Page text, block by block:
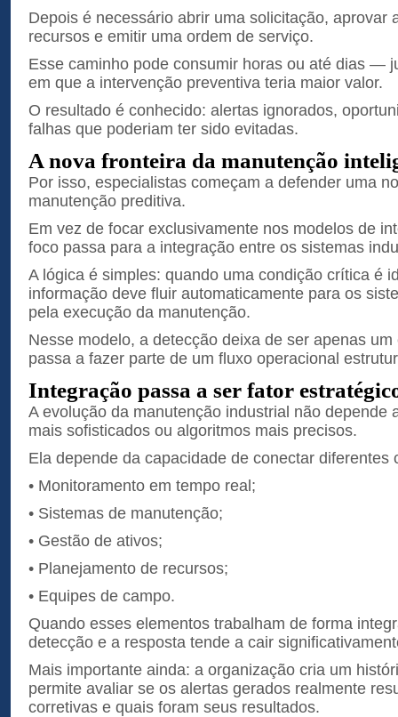
Depois é necessário abrir uma solicitação, aprovar
recursos e emitir uma ordem de serviço.
Esse caminho pode consumir horas ou até dias —
em que a intervenção preventiva teria maior valor.
O resultado é conhecido: alertas ignorados,
falhas que poderiam ter sido evitadas.
A nova fronteira da manutenção
Por isso, especialistas começam a defender uma
manutenção preditiva.
Em vez de focar exclusivamente nos modelos de
foco passa para a integração entre os sistemas
A lógica é simples: quando uma condição crítica é
informação deve fluir automaticamente para os
pela execução da manutenção.
Nesse modelo, a detecção deixa de ser apenas
passa a fazer parte de um fluxo operacional
Integração passa a ser fator
A evolução da manutenção industrial não depende
mais sofisticados ou algoritmos mais precisos.
Ela depende da capacidade de conectar diferentes
• Monitoramento em tempo real;
• Sistemas de manutenção;
• Gestão de ativos;
• Planejamento de recursos;
• Equipes de campo.
Quando esses elementos trabalham de forma
detecção e a resposta tende a cair
Mais importante ainda: a organização cria um
permite avaliar se os alertas gerados realmente
corretivas e quais foram seus resultados.